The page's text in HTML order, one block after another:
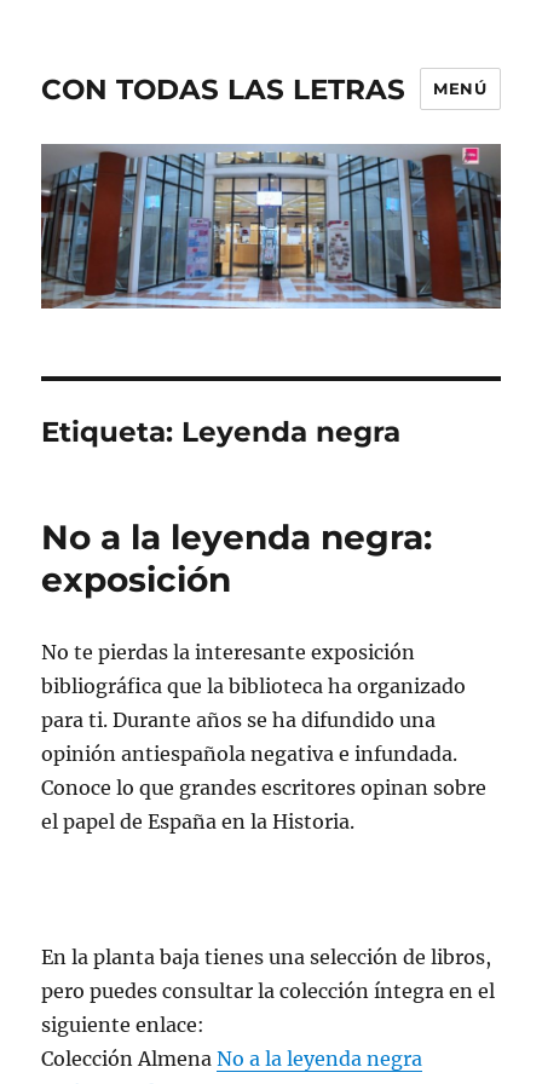
CON TODAS LAS LETRAS MENÚ
Etiqueta: Leyenda negra
No a la leyenda negra:
exposición
No te pierdas la interesante exposición
bibliográfica que la biblioteca ha organizado
para ti. Durante años se ha difundido una
opinión antiespañola negativa e infundada.
Conoce lo que grandes escritores opinan sobre
el papel de España en la Historia.
En la planta baja tienes una selección de libros,
pero puedes consultar la colección íntegra en el
siguiente enlace:
Colección AlmenaNo a la leyenda negra